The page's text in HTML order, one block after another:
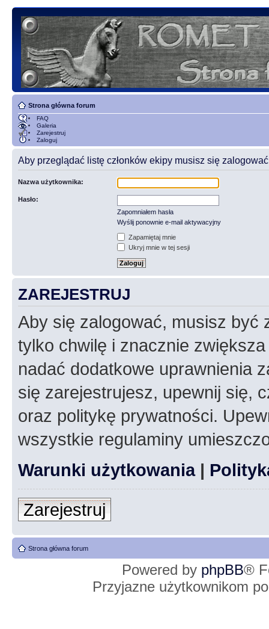
Strona główna forum
FAQ
Galeria
Zarejestruj
Zaloguj
Aby przeglądać listę członków ekipy musisz się
Nazwa użytkownika:
Hasło:
Zapomniałem hasła
Wyślij ponownie e-mail aktywacyjny
Zapamiętaj mnie
Ukryj mnie w tej sesji
ZAREJESTRUJ
Aby się zalogować, musisz być
tylko chwilę i znacznie
nadać dodatkowe uprawnienia
się zarejestrujesz, upewnij się,
oraz politykę prywatności.
wszystkie regulaminy
Warunki użytkowania|
Zarejestruj
Strona główna forum
Powered by phpBB®
Przyjazne użytkownikom